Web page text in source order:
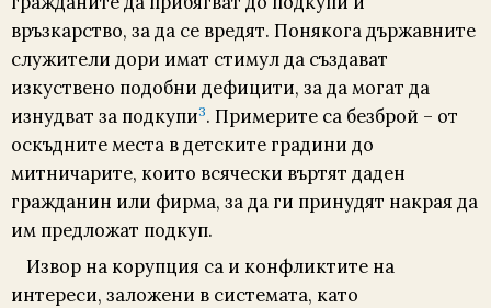
връзкарство, за да се вредят. Понякога държавните
служители дори имат стимул да създават
изкуствено подобни дефицити, за да могат да
изнудват за подкупи3. Примерите са безброй – от
оскъдните места в детските градини до
митничарите, които всячески въртят даден
гражданин или фирма, за да ги принудят накрая да
им предложат подкуп.
Извор на корупция са и конфликтите на
интереси, заложени в системата, като